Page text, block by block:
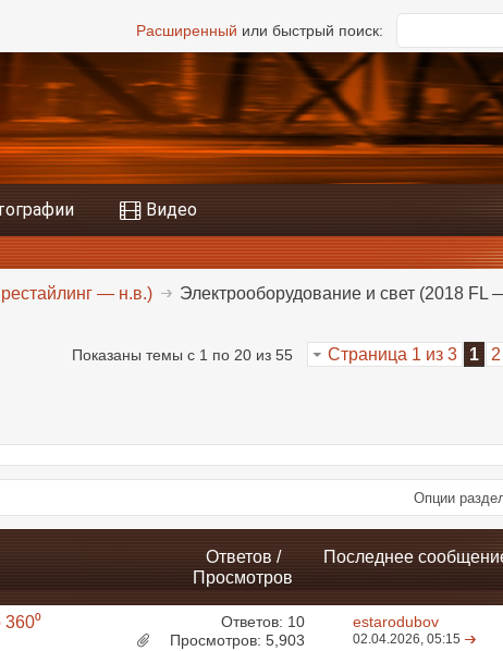
Расширенный или быстрый поиск:
Видео
— н.в.) Электрооборудование и свет (2018 FL
Страница 1 из 3 1 2
Показаны темы с 1 по 20 из 55
Опции
Ответов /
Просмотров
Последнее
360⁰ Ответов: 10
Просмотров: 5,903
estarodubov
02.04.2026,05:15